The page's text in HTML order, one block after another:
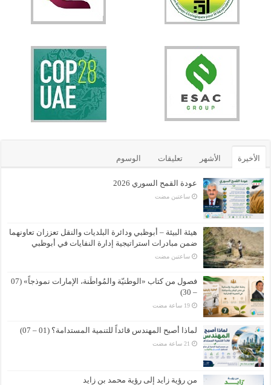
الأخيرة الأشهر تعليقات الوسوم
عودة القمح السوري 2026
‏ساعتين مضت
هيئة البيئة – أبوظبي ودائرة البلديات والنقل تعززان تعاونهما
ضمن مبادرات استراتيجية إدارة النفايات في أبوظبي
‏ساعتين مضت
فصول من كتاب «الوطنيّة والمُواطَنة، الإمارات نموذجاً» (07
– 30)
لماذا أصبح المهندس قائداً للتنمية المستدامة؟ (01 – 07)
من رؤية زايد إلى رؤية محمد بن زايد